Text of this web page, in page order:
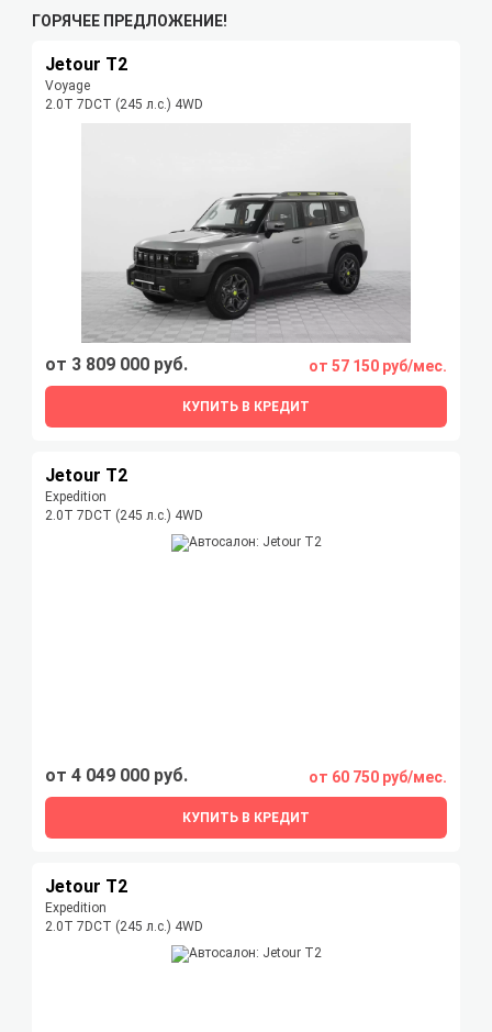
ГОРЯЧЕЕ ПРЕДЛОЖЕНИЕ!
Jetour T2
Voyage
2.0T 7DCT (245 л.с.) 4WD
от 3 809 000 руб. от 57 150 руб/мес.
КУПИТЬ В КРЕДИТ
Jetour T2
Expedition
2.0T 7DCT (245 л.с.) 4WD
от 4 049 000 руб. от 60 750 руб/мес.
КУПИТЬ В КРЕДИТ
Jetour T2
Expedition
2.0T 7DCT (245 л.с.) 4WD